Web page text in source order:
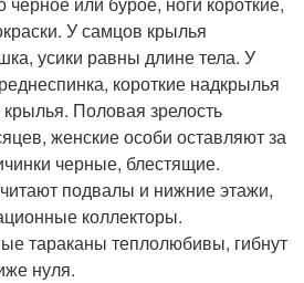
У самцов крылья
усики равны длине тела. У
короткие надкрылья
Половая зрелость
женские особи оставляют за
черные, блестящие.
подвалы и нижние этажи,
коллекторы.
тараканы теплолюбивы, гибнут
нуля.